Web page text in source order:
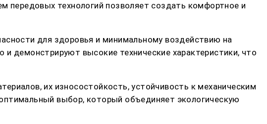
передовых технологий позволяет создать комфортное и
для здоровья и минимальному воздействию на
демонстрируют высокие технические характеристики, что
их износостойкость, устойчивость к механическим
выбор, который объединяет экологическую